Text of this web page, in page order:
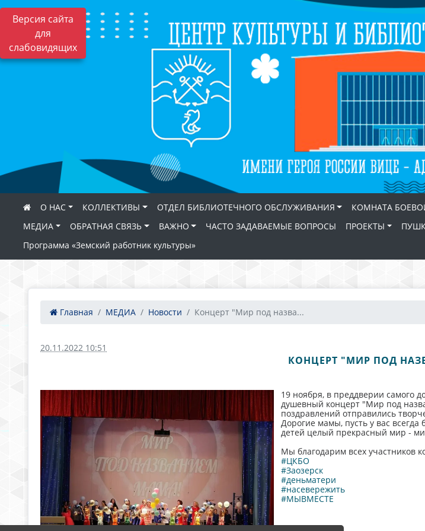
Версия сайта
для
слабовидящих
О НАС КОЛЛЕКТИВЫ ОТДЕЛ БИБЛИОТЕЧНОГО ОБСЛУЖИВАНИЯ КОМНАТА
МЕДИА
ОБРАТНАЯ СВЯЗЬ ВАЖНО ЧАСТО ЗАДАВАЕМЫЕ ВОПРОСЫ ПРОЕКТЫ
Программа «Земский работник культуры»
Главная МЕДИА Новости Концерт "Мир под назва...
20.11.2022 10:51
КОНЦЕРТ "МИР ПОД
19 ноября, в преддверии самого
душевный концерт "Мир под
поздравлений отправились
Дорогие мамы, пусть у вас
детей целый прекрасный мир -
Мы благодарим всех участников
#ЦКБО
#Заозерск
#деньматери
#насевережить
#МЫВМЕСТЕ